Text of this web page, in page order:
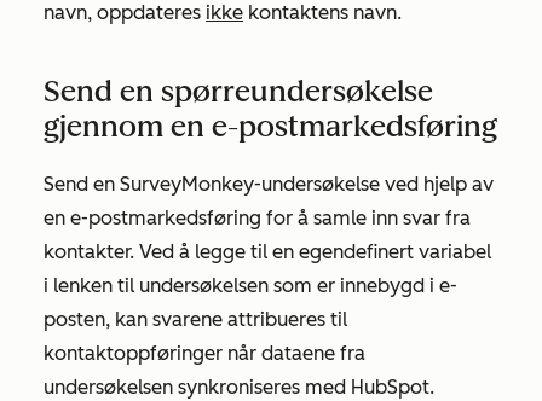
navn, oppdateres ikke kontaktens navn.
Send en spørreundersøkelse
gjennom en e-postmarkedsføring
Send en SurveyMonkey-undersøkelse ved hjelp av
en e-postmarkedsføring for å samle inn svar fra
kontakter. Ved å legge til en egendefinert variabel
i lenken til undersøkelsen som er innebygd i e-
posten, kan svarene attribueres til
kontaktoppføringer når dataene fra
undersøkelsen synkroniseres med HubSpot.